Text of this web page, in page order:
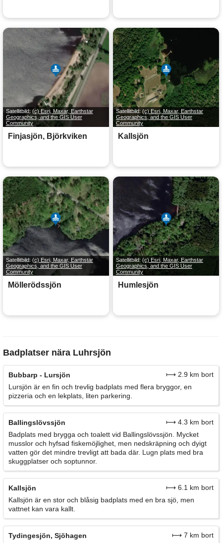
Satellitbild:(c) Esri, Maxar, Earthstar
Geographics, and the GIS User
Community
Finjasjön, Björkviken
Satellitbild: (c) Esri, Maxar, Earthstar
Geographics, and the GIS User
Community
Kallsjön
Satellitbild: (c) Esri, Maxar, Earthstar
Geographics, and the GIS User
Community
Möllerödssjön
Satellitbild: (c) Esri, Maxar, Earthstar
Geographics, and the GIS User
Community
Humlesjön
Badplatser nära Luhrsjön
Bubbarp - Lursjön
⟼ 2.9 km bort
Lursjön är en fin och trevlig badplats med flera bryggor, en
pizzeria och en lekplats, liten parkering.
Ballingslövssjön
⟼ 4.3 km bort
Badplats med brygga och toalett vid Ballingslövssjön. Mycket
musslor och hyfsad fiskemöjlighet, men nedskräpning och dyigt
vatten gör det mindre trevligt att bada där. Lugn plats med bra
skuggplatser och soptunnor.
Kallsjön
⟼ 6.1 km bort
Kallsjön är en stor och blåsig badplats med en bra sjö, men
vattnet kan vara kallt.
Tydingesjön, Sjöhagen
⟼ 7 km bort